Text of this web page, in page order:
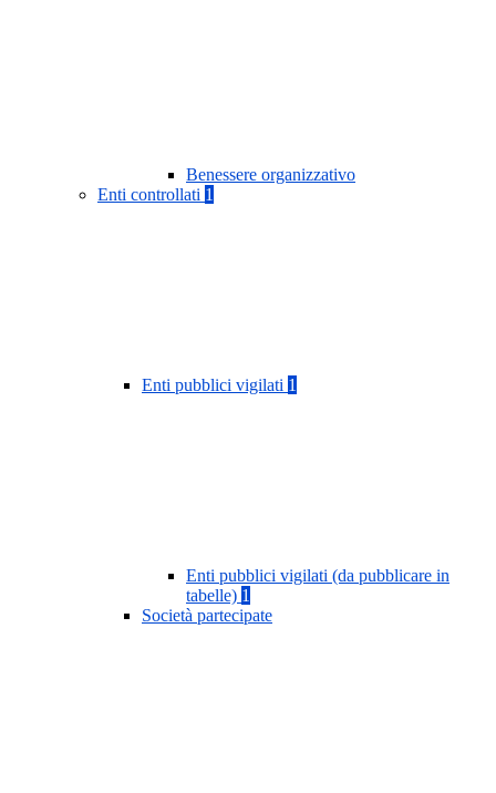
Benessere organizzativo
Enti controllati 1
Enti pubblici vigilati 1
Enti pubblici vigilati (da pubblicare in
tabelle) 1
Società partecipate